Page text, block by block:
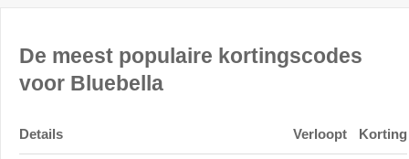
De meest populaire kortingscodes
voor Bluebella
Details Verloopt Korting